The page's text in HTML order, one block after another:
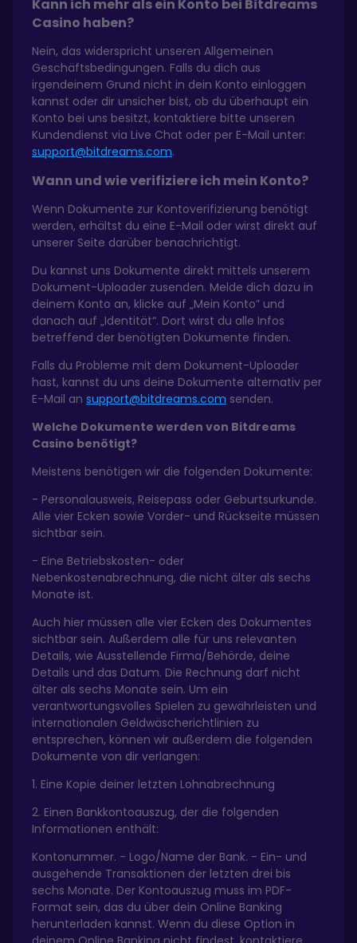
Kann ich mehr als ein Konto bei Bitdreams
Casino haben?
Nein, das widerspricht unseren Allgemeinen
Geschäftsbedingungen. Falls du dich aus
irgendeinem Grund nicht in dein Konto einloggen
kannst oder dir unsicher bist, ob du überhaupt ein
Konto bei uns besitzt, kontaktiere bitte unseren
Kundendienst via Live Chat oder per E-Mail unter:
support@bitdreams.com.
Wann und wie verifiziere ich mein Konto?
Wenn Dokumente zur Kontoverifizierung benötigt
werden, erhältst du eine E-Mail oder wirst direkt auf
unserer Seite darüber benachrichtigt.
Du kannst uns Dokumente direkt mittels unserem
Dokument-Uploader zusenden. Melde dich dazu in
deinem Konto an, klicke auf „Mein Konto” und
danach auf „Identität“. Dort wirst du alle Infos
betreffend der benötigten Dokumente finden.
Falls du Probleme mit dem Dokument-Uploader
hast, kannst du uns deine Dokumente alternativ per
E-Mail an support@bitdreams.com senden.
Welche Dokumente werden von Bitdreams
Casino benötigt?
Meistens benötigen wir die folgenden Dokumente:
- Personalausweis, Reisepass oder Geburtsurkunde.
Alle vier Ecken sowie Vorder- und Rückseite müssen
sichtbar sein.
- Eine Betriebskosten- oder
Nebenkostenabrechnung, die nicht älter als sechs
Monate ist.
Auch hier müssen alle vier Ecken des Dokumentes
sichtbar sein. Außerdem alle für uns relevanten
Details, wie Ausstellende Firma/Behörde, deine
Details und das Datum. Die Rechnung darf nicht
älter als sechs Monate sein. Um ein
verantwortungsvolles Spielen zu gewährleisten und
internationalen Geldwäscherichtlinien zu
entsprechen, können wir außerdem die folgenden
Dokumente von dir verlangen:
1. Eine Kopie deiner letzten Lohnabrechnung
2. Einen Bankkontoauszug, der die folgenden
Informationen enthält:
Kontonummer. - Logo/Name der Bank. - Ein- und
ausgehende Transaktionen der letzten drei bis
sechs Monate. Der Kontoauszug muss im PDF-
Format sein, das du über dein Online Banking
herunterladen kannst. Wenn du diese Option in